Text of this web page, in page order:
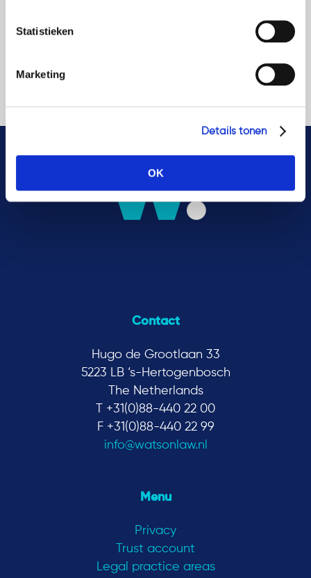
Statistieken
Marketing
Details tonen
OK
Contact
Hugo de Grootlaan 33
5223 LB ‘s-Hertogenbosch
The Netherlands
T +31(0)88-440 22 00
F +31(0)88-440 22 99
info@watsonlaw.nl
Menu
Privacy
Trust account
Legal practice areas